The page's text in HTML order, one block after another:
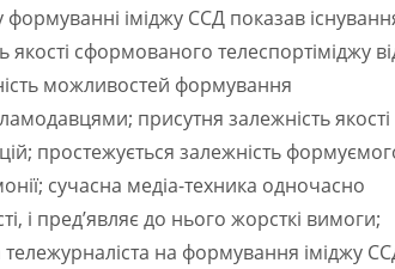
іміджу ССД показав
сформованого телеспортіміджу
можливостей формування
присутня залежність якості
простежується залежність
сучасна медіа-техника одночасно
і пред’являє до нього жорсткі вимоги;
тележурналіста на формування іміджу